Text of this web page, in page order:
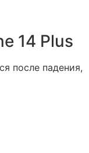
14 Plus
после падения,